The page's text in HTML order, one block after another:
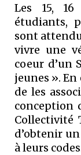
Les 15, 16
étudiants,
sont
vivre une
coeur d’un
jeunes ».
de les
conception
Collectivité
d’obtenir
à leurs